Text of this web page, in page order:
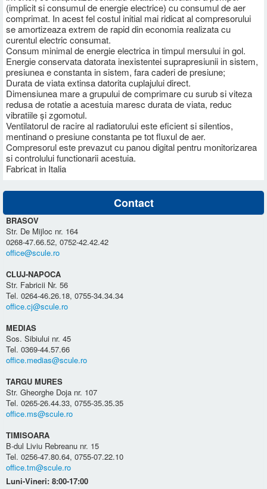
(implicit si consumul de energie electrice) cu consumul de aer
comprimat. In acest fel costul initial mai ridicat al compresorului
se amortizeaza extrem de rapid din economia realizata cu
curentul electric consumat.
Consum minimal de energie electrica in timpul mersului in gol.
Energie conservata datorata inexistentei suprapresiunii in sistem,
presiunea e constanta in sistem, fara caderi de presiune;
Durata de viata extinsa datorita cuplajului direct.
Dimensiunea mare a grupului de comprimare cu surub si viteza
redusa de rotatie a acestuia maresc durata de viata, reduc
vibratiile și zgomotul.
Ventilatorul de racire al radiatorului este eficient si silentios,
mentinand o presiune constanta pe tot fluxul de aer.
Compresorul este prevazut cu panou digital pentru monitorizarea
si controlului functionarii acestuia.
Fabricat in Italia
Contact
BRASOV
Str. De Mijloc nr. 164
0268-47.66.52, 0752-42.42.42
office@scule.ro
CLUJ-NAPOCA
Str. Fabricii Nr. 56
Tel. 0264-46.26.18, 0755-34.34.34
office.cj@scule.ro
MEDIAS
Sos. Sibiului nr. 45
Tel. 0369-44.57.66
office.medias@scule.ro
TARGU MURES
Str. Gheorghe Doja nr. 107
Tel. 0265-26.44.33, 0755-35.35.35
office.ms@scule.ro
TIMISOARA
B-dul Liviu Rebreanu nr. 15
Tel. 0256-47.80.64, 0755-07.22.10
office.tm@scule.ro
Luni-Vineri: 8:00-17:00